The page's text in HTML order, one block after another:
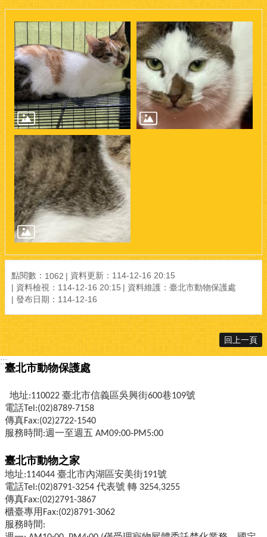
點閱數： 1062
資料更新：114-12-16 20:15
資料檢視：114-12-16 20:15
資料維護：臺北市動物保護處
發布日期：114-12-16
回上一頁
:::
臺北市動物保護處
地址:110022 臺北市信義區吳興街600巷109號
電話Tel:(02)8789-7158
傳真Fax:(02)2722-1540
服務時間:週一至週五 AM09:00-PM5:00
臺北市動物之家
地址:114044 臺北市內湖區安美街191號
電話Tel:(02)8791-3254 代表號 轉 3254,3255
傳真Fax:(02)2791-3867
櫃臺專用Fax:(02)8791-3062
服務時間: